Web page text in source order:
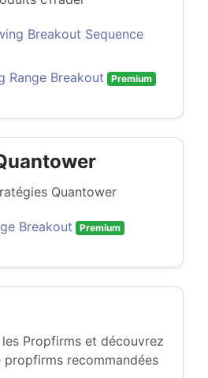
Breakout Sequence
Range Breakout Premium
Quantower
Breakout Premium
Propfirms et découvrez
recommandées